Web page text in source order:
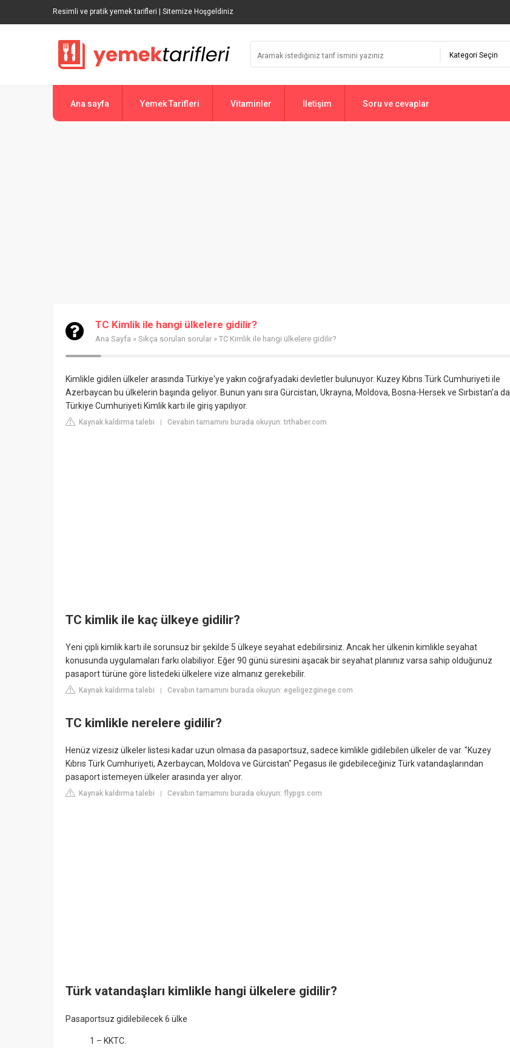
Resimli ve pratik yemek tarifleri | Sitemize Hoşgeldiniz
Ana sayfa Yemek Tarifleri Vitaminler İletişim Soru ve cevaplar
TC Kimlik ile hangi ülkelere gidilir?
Ana Sayfa » Sıkça sorulan sorular » TC Kimlik ile hangi ülkelere gidilir?
Kimlikle gidilen ülkeler arasında Türkiye'ye yakın coğrafyadaki devletler bulunuyor. Kuzey Kıbrıs Türk Cumhuriyeti ile
Azerbaycan bu ülkelerin başında geliyor. Bunun yanı sıra Gürcistan, Ukrayna, Moldova, Bosna-Hersek ve Sırbistan'a da
Türkiye Cumhuriyeti Kimlik kartı ile giriş yapılıyor.
Kaynak kaldırma talebi | Cevabın tamamını burada okuyun: trthaber.com
TC kimlik ile kaç ülkeye gidilir?
Yeni çipli kimlik kartı ile sorunsuz bir şekilde 5 ülkeye seyahat edebilirsiniz. Ancak her ülkenin kimlikle seyahat
konusunda uygulamaları farkı olabiliyor. Eğer 90 günü süresini aşacak bir seyahat planınız varsa sahip olduğunuz
pasaport türüne göre listedeki ülkelere vize almanız gerekebilir.
Kaynak kaldırma talebi Cevabın tamamını burada okuyun: egeligezginege.com
TC kimlikle nerelere gidilir?
Henüz vizesiz ülkeler listesi kadar uzun olmasa da pasaportsuz, sadece kimlikle gidilebilen ülkeler de var. "Kuzey
Kıbrıs Türk Cumhuriyeti, Azerbaycan, Moldova ve Gürcistan" Pegasus ile gidebileceğiniz Türk vatandaşlarından
pasaport istemeyen ülkeler arasında yer alıyor.
Kaynak kaldırma talebi Cevabın tamamını burada okuyun: flypgs.com
Türk vatandaşları kimlikle hangi ülkelere gidilir?
Pasaportsuz gidilebilecek 6 ülke
1 – KKTC.